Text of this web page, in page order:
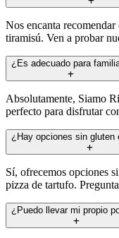
Nos encanta
tiramisú. Ven a probar
¿Es adecuado para
Absolutamente, Siamo
perfecto para disfrutar
¿Hay opciones sin gluten
Sí, ofrecemos opciones
pizza de tartufo.
¿Puedo llevar mi propio